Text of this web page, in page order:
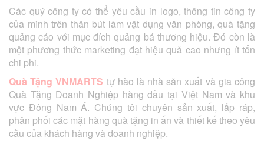
Các quý công ty có thể yêu cầu in logo, thông tin công ty
của mình trên thân bút làm vật dụng văn phòng, quà tặng
quảng cáo với mục đích quảng bá thương hiệu. Đó còn là
một phương thức marketing đạt hiệu quả cao nhưng ít tốn
chi phi.
Quà Tặng VNMARTS tự hào là nhà sản xuất và gia công
Quà Tặng Doanh Nghiệp hàng đầu tại Việt Nam và khu
vực Đông Nam Á. Chúng tôi chuyên sản xuất, lắp ráp,
phân phối các mặt hàng quà tặng in ấn và thiết kế theo yêu
cầu của khách hàng và doanh nghiệp.